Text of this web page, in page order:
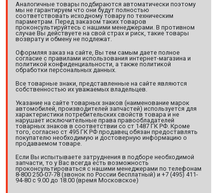
Аналогичные товары подбираются автоматически поэтому
мы не гарантируем что они будут полностью
соответствовать исходному товару по техническим
параметрам. Перед заказом таких товаров
проконсультируйтесь с нашими менеджерами. В противном
случае Вы действуете на свой страх и риск, такие товары
возврату и обмену не подлежат.
Оформляя заказ на сайте, Вы тем самым даете полное
согласие с правилами использования интернет-магазина и
политикой конфиденциальности, а также политикой
обработки персональных данных.
Все товарные знаки, представленные на сайте являются
собственностью их уважаемых владельцев.
Указание на сайте товарных знаков (наименование марок
автомобилей, производителей запчастей) используется для
характеристики потребительских свойств товара и не
нарушает исключительные права правообладателей
товарных знаков в соответствии со ст 1487 ГК РФ. Кроме
того, согласно ст 495 ГК РФ продавец обязан предоставлять
покупателю необходимую и достоверную информацию о
продаваемом товаре.
Если Вы испытываете затруднения в подборе необходимой
запчасти, то у Вас всегда есть возможность
проконсультироваться с нашими менеджерами по телефонам
8-800 250-07-78 (звонок по России бесплатный) и +7 (495) 411-
94-80 с 9.00 до 18.00 (время Московское)